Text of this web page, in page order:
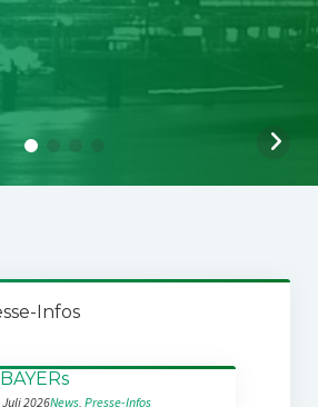
Infos
2026News, Presse-Infos